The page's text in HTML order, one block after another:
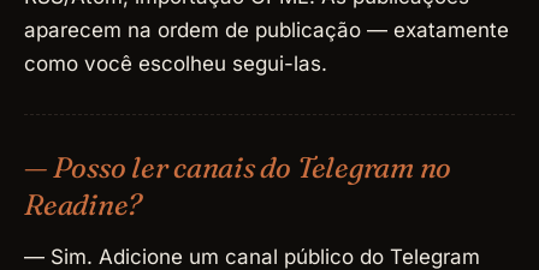
aparecem na ordem de publicação — exatamente
como você escolheu segui-las.
— Posso ler canais do Telegram no
Readine?
— Sim. Adicione um canal público do Telegram